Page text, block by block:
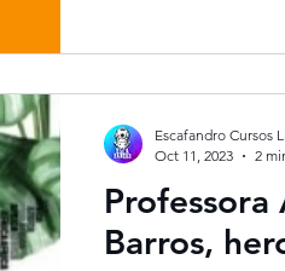
Barros,
Escafandro Cursos
Oct 11, 2023
2